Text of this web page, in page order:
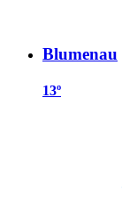
Blumenau
13º